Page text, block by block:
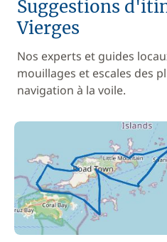
Suggestions
Vierges
Nos experts et guides
mouillages et escales des
navigation à la voile.